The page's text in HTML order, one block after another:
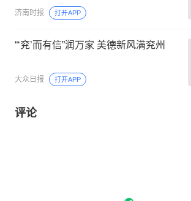
济南时报 打开APP
“‘兖’而有信”润万家 美德新风满兖州
大众日报 打开APP
评论